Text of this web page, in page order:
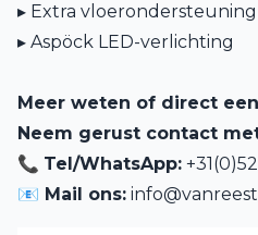
▸ Extra vloerondersteuning
▸ Aspöck LED-verlichting
Meer weten of direct
Neem gerust contact
📞 Tel/WhatsApp:
📧 Mail ons: